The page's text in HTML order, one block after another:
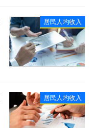
居民人均收入
居民人均收入